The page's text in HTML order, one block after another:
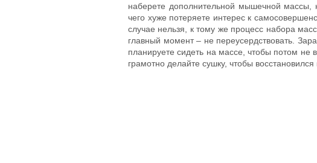
наберете дополнительной мышечной
чего хуже потеряете интерес к
случае нельзя, к тому же процесс набора
главный момент – не переусердствовать.
планируете сидеть на массе, чтобы потом не
грамотно делайте сушку, чтобы